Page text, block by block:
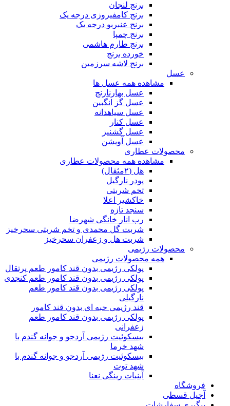
برنج لنجان
برنج کامفیروزی درجه یک
برنج عنبربو درجه یک
برنج چمپا
برنج طارم هاشمی
خورده برنج
برنج لاشه سرزمین
عسل
مشاهده همه عسل ها
عسل بهارنارنج
عسل گز انگبین
عسل سیاهدانه
عسل کنار
عسل گشنیز
عسل آویشن
محصولات عطاری
مشاهده همه محصولات عطاری
هل (۲مثقال)
پودر نارگیل
تخم شربتی
خاکشیر اعلا
سنجد تازه
رب انار خانگی شهرضا
شربت گل محمدی و تخم شربتی سحرخیز
شربت هل و زعفران سحرخیز
محصولات رژیمی
همه محصولات رژیمی
پولکی رژیمی بدون قند کامور طعم پرتقال
پولکی رژیمی بدون قند کامور طعم کنجدی
پولکی رژیمی بدون قند کامور طعم
نارگیلی
قند رژیمی حبه ای بدون قند کامور
پولکی رژیمی بدون قند کامور طعم
زعفرانی
بيسکوئيت رژیمی آردجو و جوانه گندم با
شهد خرما
بيسکوئيت رژیمی آردجو و جوانه گندم با
شهد توت
آبنبات رینگی نعنا
فروشگاه
آجیل قسطی